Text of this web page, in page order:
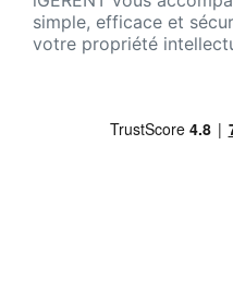
simple, efficace et
votre propriété